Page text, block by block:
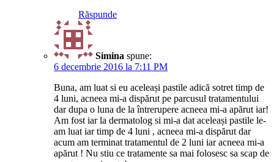
Răspunde
Simina spune:
6 decembrie 2016 la 7:11 PM
Buna, am luat si eu aceleași pastile adică sotret timp de
4 luni, acneea mi-a dispărut pe parcusul tratamentului
dar dupa o luna de la întrerupere acneea mi-a apărut iar!
Am fost iar la dermatolog si mi-a dat aceleași pastile le-
am luat iar timp de 4 luni , acneea mi-a dispărut dar
acum am terminat tratamentul de 2 luni iar acneea mi-a
apărut ! Nu stiu ce tratamente sa mai folosesc sa scap de